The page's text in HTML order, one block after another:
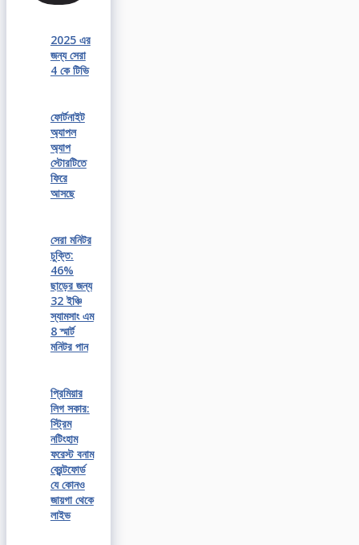
2025 এর
জন্য সেরা
4 কে টিভি
ফোর্টনাইট
অ্যাপল
অ্যাপ
স্টোরটিতে
ফিরে
আসছে
সেরা মনিটর
চুক্তি:
46%
ছাড়ের জন্য
32 ইঞ্চি
স্যামসাং এম
8 স্মার্ট
মনিটর পান
প্রিমিয়ার
লিগ সকার:
স্ট্রিম
নটিংহাম
ফরেস্ট বনাম
ব্রেন্টফোর্ড
যে কোনও
জায়গা থেকে
লাইভ